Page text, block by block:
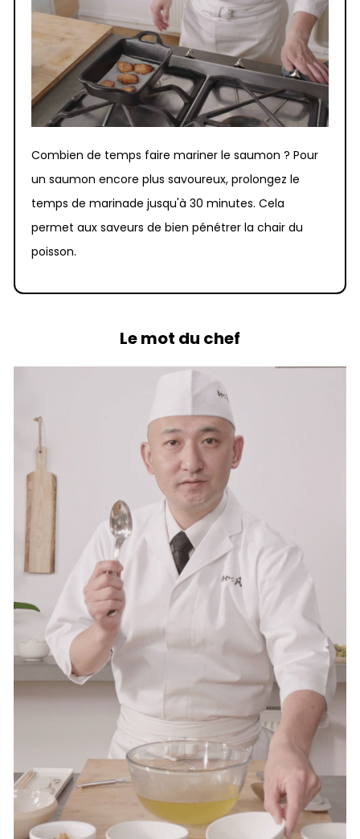
Combien de temps faire mariner le saumon ? Pour
un saumon encore plus savoureux, prolongez le
temps de marinade jusqu'à 30 minutes. Cela
permet aux saveurs de bien pénétrer la chair du
poisson.
Le mot du chef